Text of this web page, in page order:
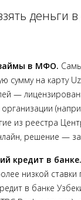
деньги в
в МФО.
сумму на карту
—
из реестра
решение —
кредит в банке.
низкой ставки
в банке